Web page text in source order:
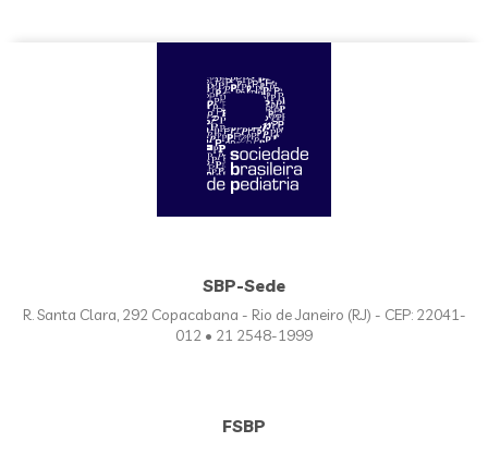
SBP-Sede
R. Santa Clara, 292 Copacabana - Rio de Janeiro (RJ) - CEP: 22041-
012 • 21 2548-1999
FSBP